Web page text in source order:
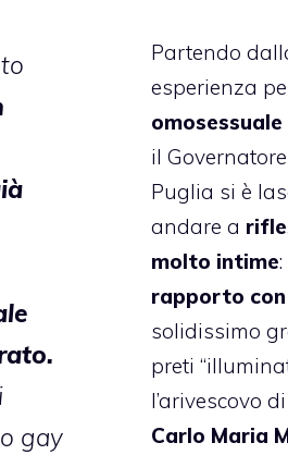
gay
Partendo
esperienza
il
Puglia si è
andare a
molto intime:
rapporto con
solidissimo
preti
l’arivescovo
Carlo Maria